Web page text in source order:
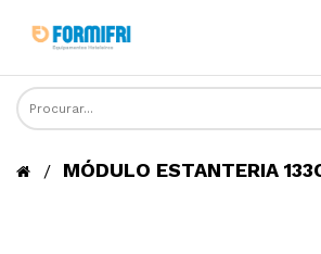
MÓDULO ESTANTERIA